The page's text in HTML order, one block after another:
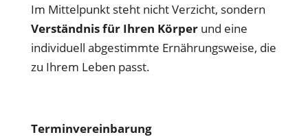
Im Mittelpunkt steht nicht Verzicht, sondern
Verständnis für Ihren Körperund eine
individuell abgestimmte Ernährungsweise, die
zu Ihrem Leben passt.
Terminvereinbarung